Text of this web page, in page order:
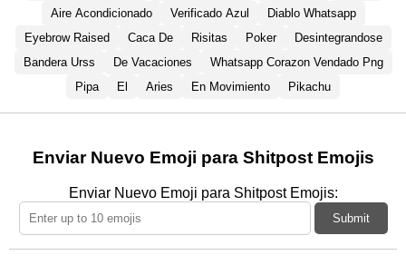
Aire Acondicionado
Verificado Azul
Diablo Whatsapp
Eyebrow Raised
Caca De Risitas Poker
Desintegrandose
Bandera Urss
De Vacaciones
Whatsapp Corazon Vendado Png
Pipa
El Aries En Movimiento Pikachu
Enviar Nuevo Emoji para Shitpost Emojis
Enviar Nuevo Emoji para Shitpost Emojis:
Submit